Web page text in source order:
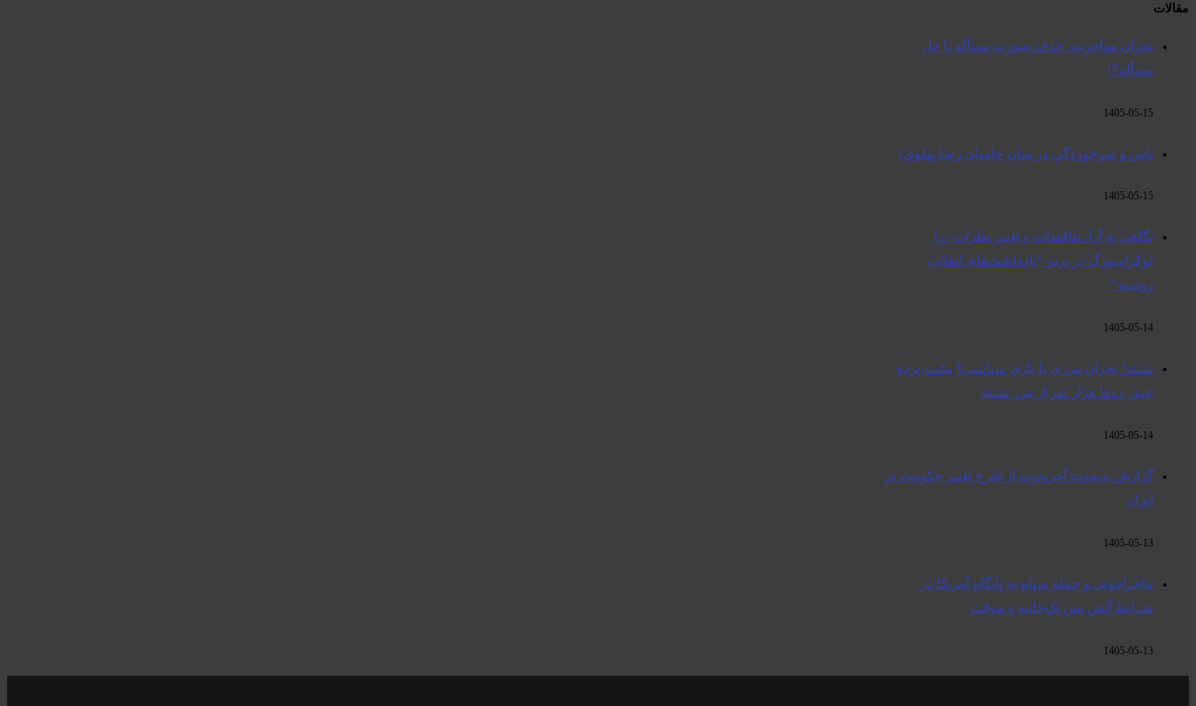
مقالات
بحران مهاجرت‌، حذف صورت مسأله یا حل
مسأله؟!
1405-05-15
ياس و سرخوردگي در ميان حاميان رضا پهلوي!
1405-05-15
نگاهی به آرا، تناقضات و تغییر نظرات رزا
لوکزامبورگ در پرتو “یادداشت‌های انقلاب
روسیه”
1405-05-14
سَبته؛ بحران مرزی یا بازی سیاسی؟ پشت پرده
عبور ده‌ها هزار نفر از مرز سَبته
1405-05-14
گزارش یدیعوت آحرونوت از طرح تغییر حکومت در
ایران
1405-05-13
ماجراجوئی و حمله سپاه به پایگاه آمریکا در
شرایط آتش بس یک‌جانبه و موقت
1405-05-13